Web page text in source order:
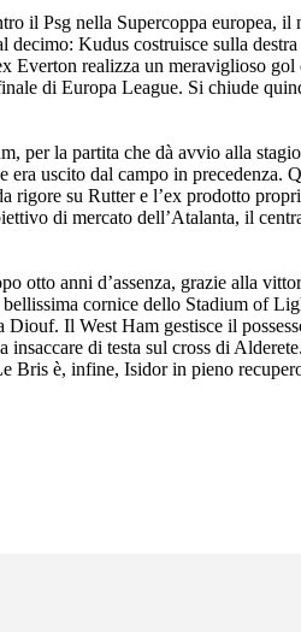
il Psg nella Supercoppa europea,
Kudus costruisce sulla
realizza un meraviglioso
di Europa League. Si chiude
per la partita che dà avvio alla
uscito dal campo in
su Rutter e l’ex prodotto
di mercato dell’Atalanta, il
otto anni d’assenza, grazie alla
cornice dello Stadium of
Il West Ham gestisce il
di testa sul cross di
Bris è, infine, Isidor in pieno